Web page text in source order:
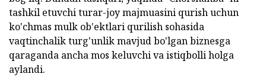
tashkil etuvchi turar-joy majmuasini qurish uchun
ko'chmas mulk ob'ektlari qurilish sohasida
vaqtinchalik turg'unlik mavjud bo'lgan biznesga
qaraganda ancha mos keluvchi va istiqbolli holga
aylandi.